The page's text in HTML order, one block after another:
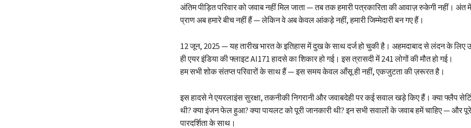
अंतिम पीड़ित परिवार को जवाब नहीं मिल जाता — तब तक हमारी पत्रकारिता की आवाज़ रुकेगी नहीं।
प्राण अब हमारे बीच नहीं हैं — लेकिन वे अब केवल आंकड़े नहीं, हमारी जिम्मेदारी बन गए हैं।
12 जून, 2025 — यह तारीख भारत के इतिहास में दुख के साथ दर्ज हो चुकी है। अहमदाबाद से लंदन के लिए
ही एयर इंडिया की फ्लाइट AI171 हादसे का शिकार हो गई। इस त्रासदी में 241 लोगों की मौत हो गई।
हम सभी शोक संतप्त परिवारों के साथ हैं — इस समय केवल आँसू ही नहीं, एकजुटता की ज़रूरत है।
इस हादसे ने एयरलाइंस सुरक्षा, तकनीकी निगरानी और जवाबदेही पर कई सवाल खड़े किए हैं। क्या फ्लैप
थी? क्या इंजन फेल हुआ? क्या पायलट को पूरी जानकारी थी? इन सभी सवालों के जवाब हमें चाहिए — और पूरे
पारदर्शिता के साथ।